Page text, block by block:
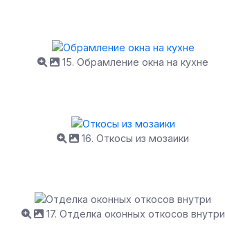
15. Обрамление окна на кухне
16. Откосы из мозаики
17. Отделка оконных откосов внутри